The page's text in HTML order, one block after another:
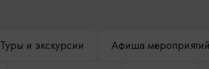
Туры и экскурсии Афиша мероприятий